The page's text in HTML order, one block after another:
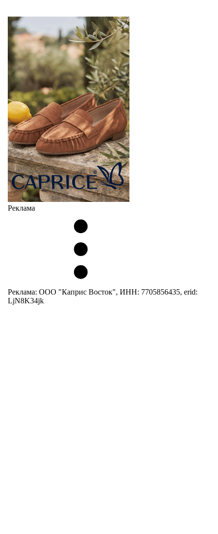
Реклама
Реклама: ООО "Каприс Восток", ИНН: 7705856435, erid:
LjN8K34jk